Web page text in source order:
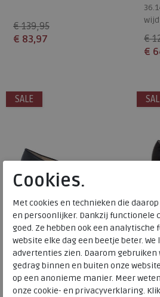
€ 139,95
€ 83,97 €
€
3,5
SALE
Ara
Vicenza black
wijdte Wijdtemaat G
Cookies.
Met cookies en technieken die
en persoonlijker. Dankzij functionele
goed. Ze hebben ook een analytische
website elke dag een beetje beter.
advertenties zien. Daarom gebruiken
gedrag binnen en buiten onze
op een anonieme manier. Meer
onze cookie- en privacyverklaring.